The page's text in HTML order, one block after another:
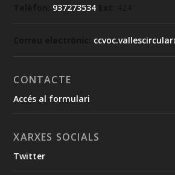
937273534
CONTACTE
Accés al formulari
XARXES SOCIALS
Twitter